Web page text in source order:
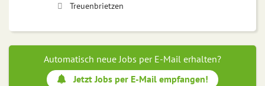
Treuenbrietzen
Automatisch neue Jobs per E-Mail erhalten?
Jetzt Jobs per E-Mail empfangen!